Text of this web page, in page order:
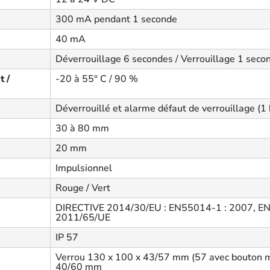
300 mA pendant 1 seconde
40 mA
Déverrouillage 6 secondes / Verrouillage 1
/
-20 à 55° C / 90 %
Déverrouillé et alarme défaut de verrouillage (1
30 à 80 mm
20 mm
Impulsionnel
Rouge / Vert
DIRECTIVE 2014/30/EU : EN55014-1 : 2007,
2011/65/UE
IP 57
Verrou 130 x 100 x 43/57 mm (57 avec bouton
40/60 mm